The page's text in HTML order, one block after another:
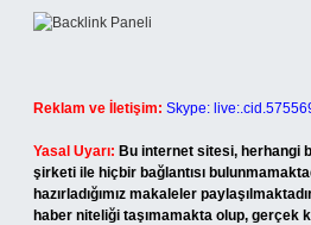
Reklam ve İletişim: Skype:
Yasal Uyarı: Bu internet sitesi, herhangi
şirketi ile hiçbir bağlantısı
hazırladığımız makaleler
haber niteliği taşımamakta olup, gerçek